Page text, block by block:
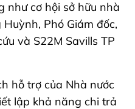
như cơ hội sở hữu nhà
Phó Giám đốc,
và S22M Savills TP
hỗ trợ của Nhà nước
lập khả năng chi trả